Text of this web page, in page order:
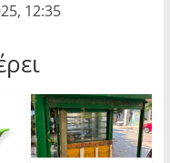
12:35